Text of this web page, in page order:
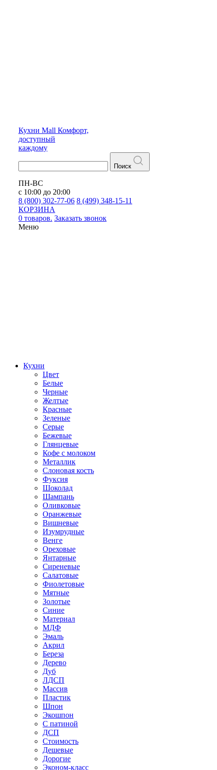
Кухни Mall Комфорт,
доступный
каждому
Поиск
ПН-ВС
с 10:00 до 20:00
8 (800) 302-77-06 8 (499) 348-15-11
КОРЗИНА
0 товаров. Заказать звонок
Меню
Кухни
Цвет
Белые
Черные
Желтые
Красные
Зеленые
Серые
Бежевые
Глянцевые
Кофе с молоком
Металлик
Слоновая кость
Фуксия
Шоколад
Шампань
Оливковые
Оранжевые
Вишневые
Изумрудные
Венге
Ореховые
Янтарные
Сиреневые
Салатовые
Фиолетовые
Мятные
Золотые
Синие
Материал
МДФ
Эмаль
Акрил
Береза
Дерево
Дуб
ЛДСП
Массив
Пластик
Шпон
Экошпон
С патиной
ДСП
Стоимость
Дешевые
Дорогие
Эконом-класс